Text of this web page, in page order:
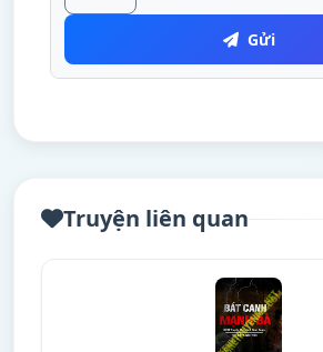
Gửi
Truyện liên quan